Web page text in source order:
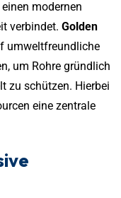
modernen
verbindet. Golden
umweltfreundliche
um Rohre gründlich
zu schützen. Hierbei
eine zentrale